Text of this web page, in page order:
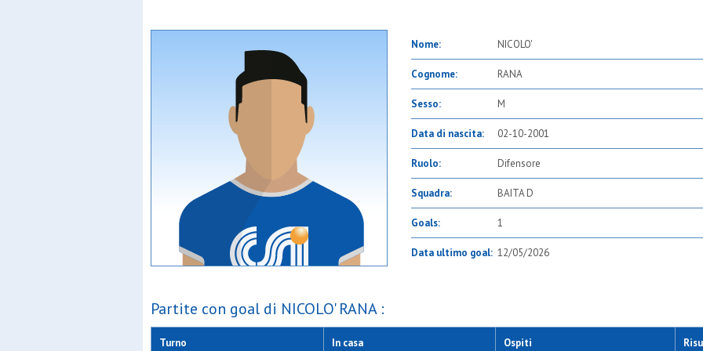
Nome: NICOLO'
Cognome: RANA
Sesso: M
Data di nascita: 02-10-2001
Ruolo: Difensore
Squadra: BAITA D
Goals: 1
Data ultimo goal: 12/05/2026
Partite con goal di NICOLO' RANA :
Turno In casa Ospiti